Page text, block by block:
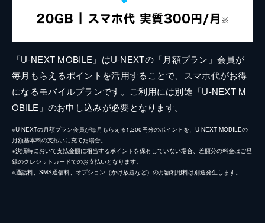
「U-NEXT MOBILE」はU-NEXTの「月額プラン」会員が
毎月もらえるポイントを活用することで、スマホ代がお得
になるモバイルプランです。ご利用には別途「U-NEXT M
OBILE」のお申し込みが必要となります。
※U-NEXTの月額プラン会員が毎月もらえる1,200円分のポイントを、U-NEXT MOBILEの
月額基本料の支払いに充てた場合。
※決済時において支払金額に相当するポイントを保有していない場合、差額分の料金はご登
録のクレジットカードでのお支払いとなります。
※通話料、SMS通信料、オプション（かけ放題など）の月額利用料は別途発生します。